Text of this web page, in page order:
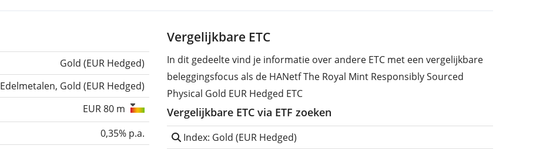
Gold (EUR Hedged)
Edelmetalen, Gold (EUR Hedged)
EUR 80 m
0,35% p.a.
Vergelijkbare ETC
In dit gedeelte vind je informatie over andere ETC met een vergelijkbare
beleggingsfocus als de HANetf The Royal Mint Responsibly Sourced
Physical Gold EUR Hedged ETC
Vergelijkbare ETC via ETF zoeken
Index: Gold (EUR Hedged)